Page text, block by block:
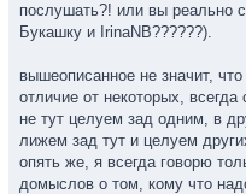
послушать?! или вы реально
Букашку и IrinaNB??????).
вышеописанное не значит,
отличие от некоторых,
не тут целуем зад одним, в
лижем зад тут и целуем
опять же, я всегда говорю
домыслов о том, кому что